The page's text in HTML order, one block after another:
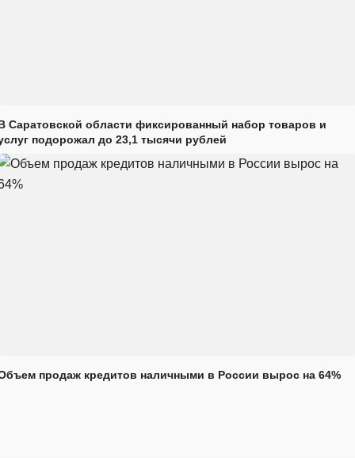
Саратовской области фиксированный набор товаров и
подорожал до 23,1 тысячи рублей
продаж кредитов наличными в России вырос на 64%